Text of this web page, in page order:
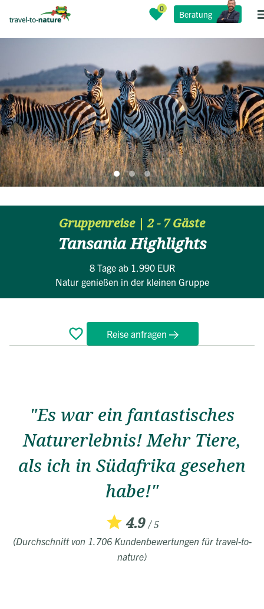
Beratung
Gruppenreise | 2 - 7 Gäste
Tansania Highlights
8 Tage ab 1.990 EUR
Natur genießen in der kleinen Gruppe
Reise anfragen
ÜberblickReiseverlaufBewertungenTermineFAQ
"Es war ein fantastisches
Naturerlebnis! Mehr Tiere,
als ich in Südafrika gesehen
habe!"
4.9/ 5
(Durchschnitt von 1.706 Kundenbewertungen für travel-to-
nature)